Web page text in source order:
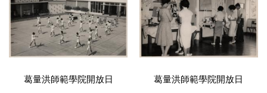
葛量洪師範學院開放日 葛量洪師範學院開放日